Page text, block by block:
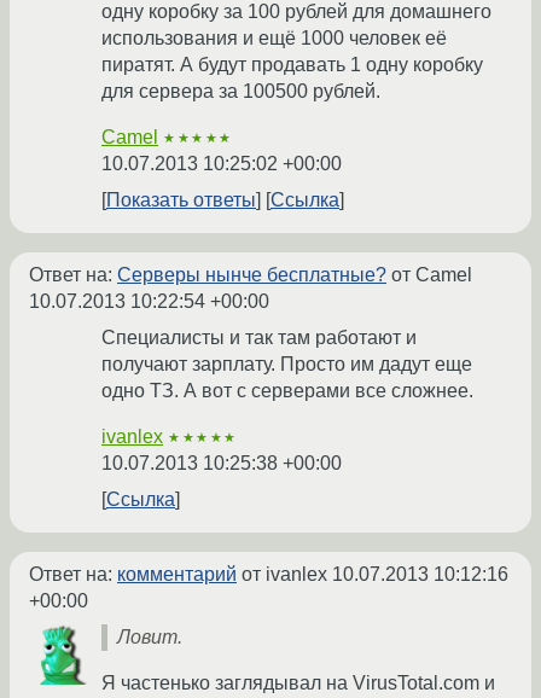
одну коробку за 100 рублей для домашнего
использования и ещё 1000 человек её
пиратят. А будут продавать 1 одну коробку
для сервера за 100500 рублей.
Camel ★★★★★
10.07.2013 10:25:02 +00:00
Показать ответы
Ссылка
Ответ на: Серверы нынче бесплатные? от Camel
10.07.2013 10:22:54 +00:00
Специалисты и так там работают и
получают зарплату. Просто им дадут еще
одно ТЗ. А вот с серверами все сложнее.
ivanlex ★★★★★
10.07.2013 10:25:38 +00:00
Ссылка
Ответ на: комментарий от ivanlex 10.07.2013 10:12:16
+00:00
Ловит.
Я частенько заглядывал на VirusTotal.com и